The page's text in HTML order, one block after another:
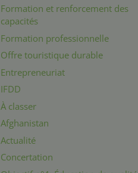
Formation et renforcement des
capacités
Formation professionnelle
Offre touristique durable
Entrepreneuriat
IFDD
À classer
Afghanistan
Actualité
Concertation